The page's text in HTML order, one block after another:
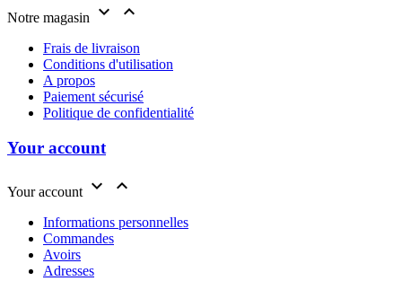
Notre magasin  
Frais de livraison
Conditions d'utilisation
A propos
Paiement sécurisé
Politique de confidentialité
Your account
Your account  
Informations personnelles
Commandes
Avoirs
Adresses